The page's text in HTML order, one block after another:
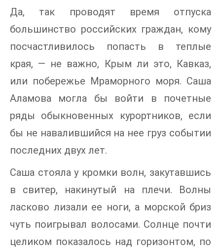
Да, так проводят время отпуска
большинство российских граждан, кому
посчастливилось попасть в теплые
края, — не важно, Крым ли это, Кавказ,
или побережье Мраморного моря. Саша
Аламова могла бы войти в почетные
ряды обыкновенных курортников, если
бы не навалившийся на нее груз событии
последних двух лет.
Саша стояла у кромки волн, закутавшись
в свитер, накинутый на плечи. Волны
ласково лизали ее ноги, а морской бриз
чуть поигрывал волосами. Солнце почти
целиком показалось над горизонтом, по